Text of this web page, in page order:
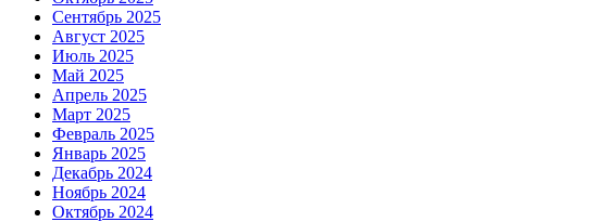
Сентябрь 2025
Август 2025
Июль 2025
Май 2025
Апрель 2025
Март 2025
Февраль 2025
Январь 2025
Декабрь 2024
Ноябрь 2024
Октябрь 2024